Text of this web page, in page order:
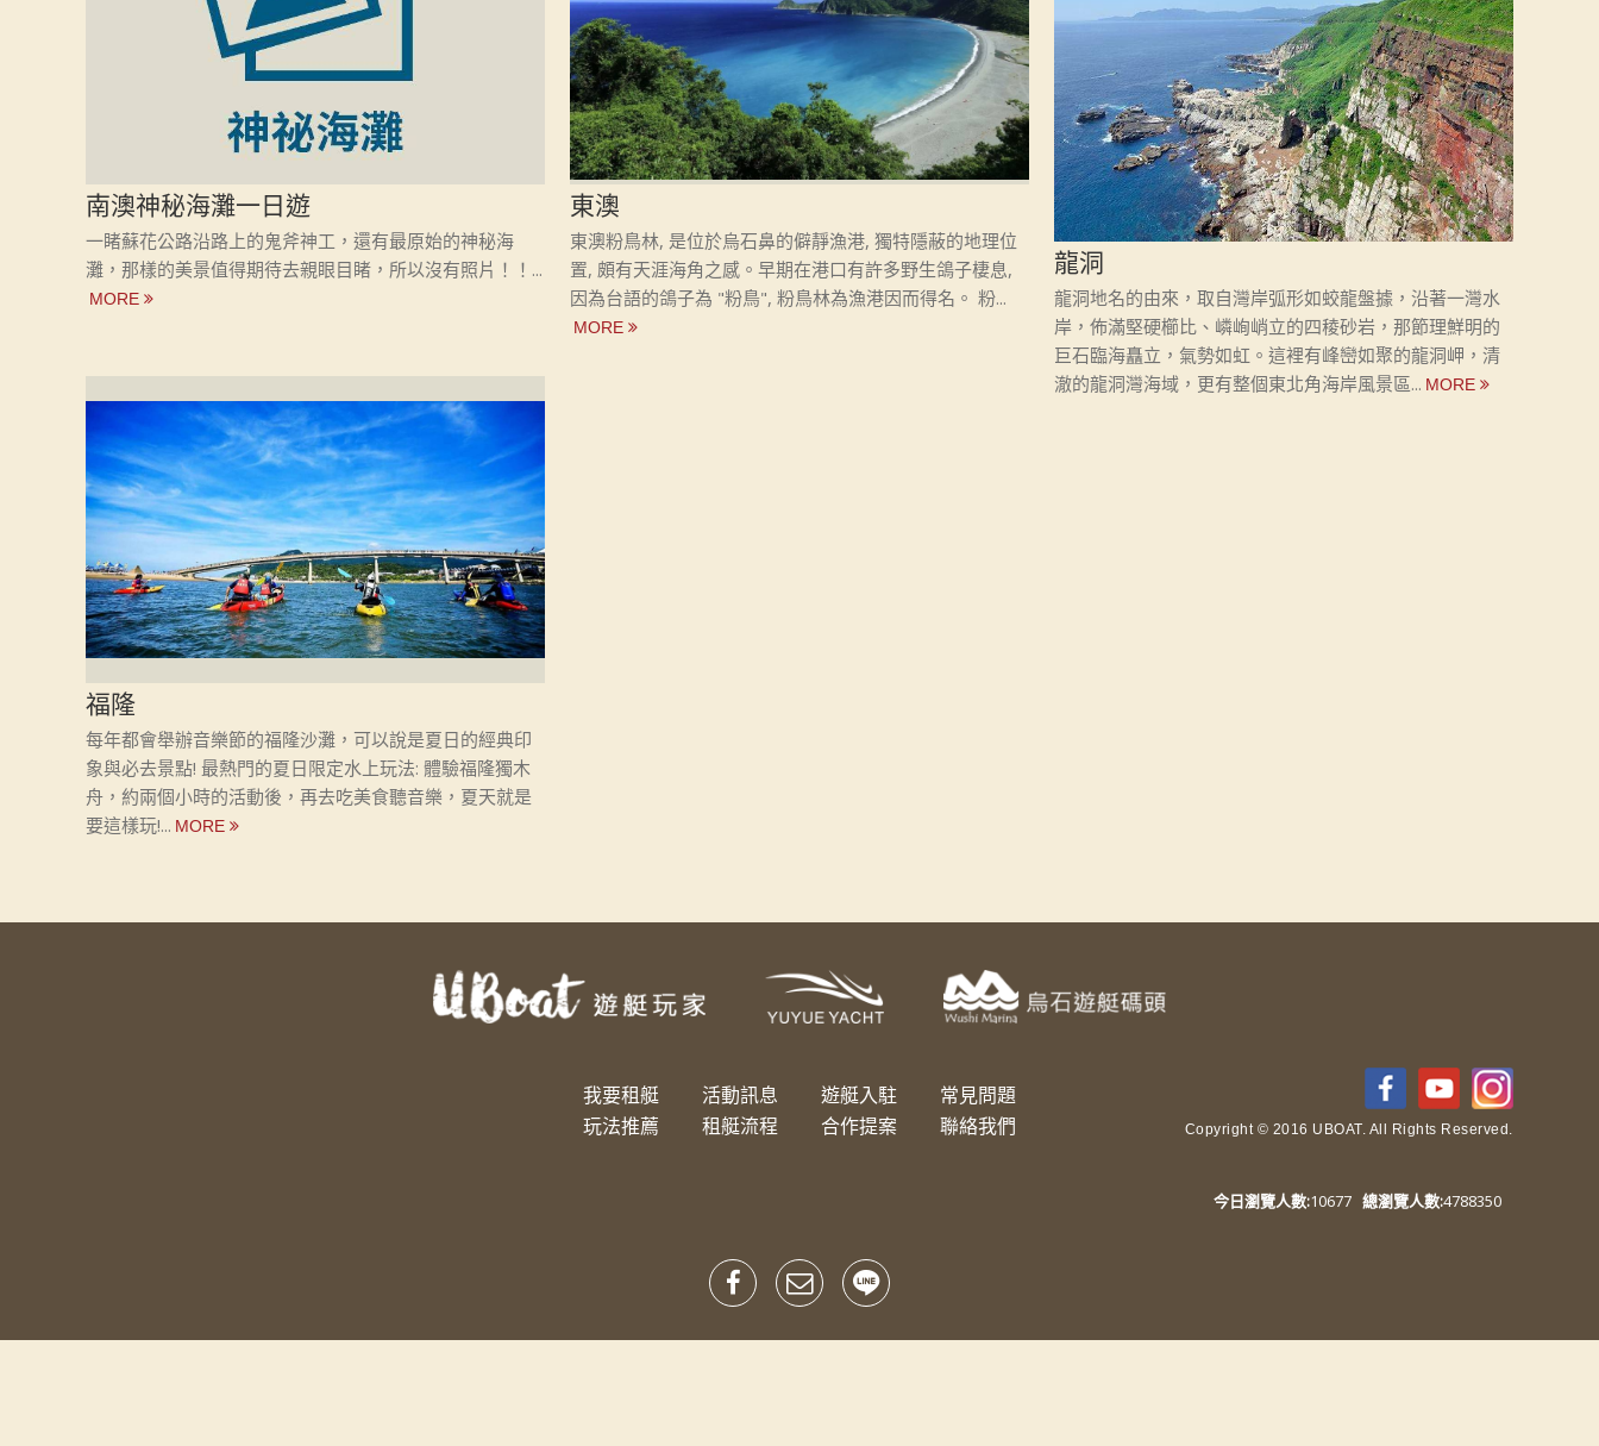
南澳神秘海灘一日遊
一睹蘇花公路沿路上的鬼斧神工，還有最原始的神秘海
灘，那樣的美景值得期待去親眼目睹，所以沒有照片！！...
東澳
東澳粉鳥林, 是位於烏石鼻的僻靜漁港, 獨特隱蔽的地理位
置, 頗有天涯海角之感。早期在港口有許多野生鴿子棲息,
因為台語的鴿子為 "粉鳥", 粉鳥林為漁港因而得名。 粉...
龍洞
龍洞地名的由來，取自灣岸弧形如蛟龍盤據，沿著一灣水
岸，佈滿堅硬櫛比、嶙峋峭立的四稜砂岩，那節理鮮明的
巨石臨海矗立，氣勢如虹。這裡有峰巒如聚的龍洞岬，清
澈的龍洞灣海域，更有整個東北角海岸風景區...
福隆
每年都會舉辦音樂節的福隆沙灘，可以說是夏日的經典印
象與必去景點! 最熱門的夏日限定水上玩法: 體驗福隆獨木
舟，約兩個小時的活動後，再去吃美食聽音樂，夏天就是
要這樣玩!...
我要租艇
玩法推薦
活動訊息
租艇流程
遊艇入駐
合作提案
常見問題
聯絡我們
Copyright © 2016 UBOAT. All Rights Reserved.
今日瀏覽人數:10677 總瀏覽人數:4788350